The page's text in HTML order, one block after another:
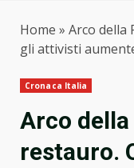
Home » Arco della
gli attivisti
Cronaca Italia
Arco
restauro.